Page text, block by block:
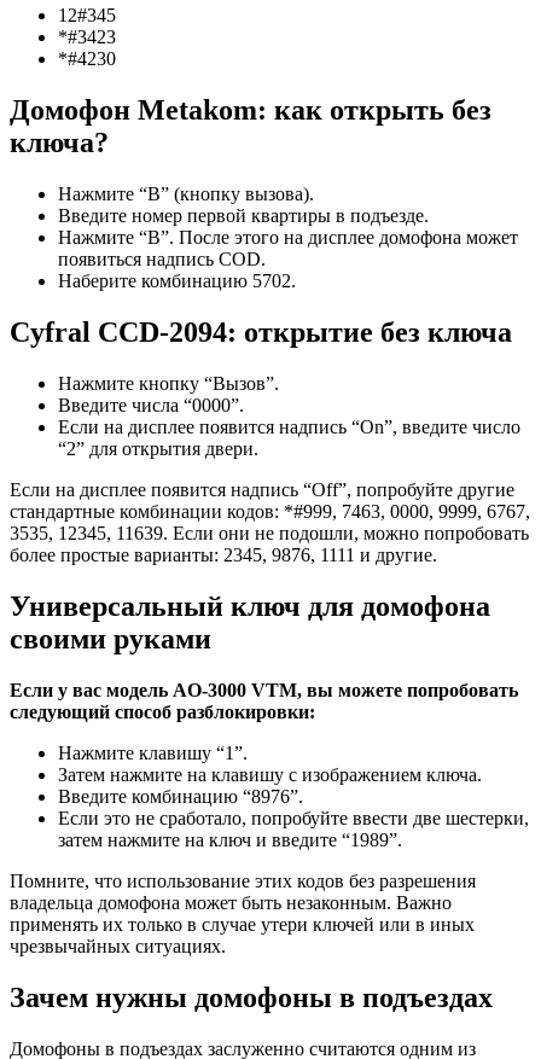
12#345
*#3423
*#4230
Домофон Metakom: как открыть без
ключа?
Нажмите “В” (кнопку вызова).
Введите номер первой квартиры в подъезде.
Нажмите “В”. После этого на дисплее домофона может
появиться надпись COD.
Наберите комбинацию 5702.
Cyfral CCD-2094: открытие без ключа
Нажмите кнопку “Вызов”.
Введите числа “0000”.
Если на дисплее появится надпись “On”, введите число
“2” для открытия двери.
Если на дисплее появится надпись “Off”, попробуйте другие
стандартные комбинации кодов: *#999, 7463, 0000, 9999, 6767,
3535, 12345, 11639. Если они не подошли, можно попробовать
более простые варианты: 2345, 9876, 1111 и другие.
Универсальный ключ для домофона
своими руками
Если у вас модель AO-3000 VTM, вы можете попробовать
следующий способ разблокировки:
Нажмите клавишу “1”.
Затем нажмите на клавишу с изображением ключа.
Введите комбинацию “8976”.
Если это не сработало, попробуйте ввести две шестерки,
затем нажмите на ключ и введите “1989”.
Помните, что использование этих кодов без разрешения
владельца домофона может быть незаконным. Важно
применять их только в случае утери ключей или в иных
чрезвычайных ситуациях.
Зачем нужны домофоны в подъездах
Домофоны в подъездах заслуженно считаются одним из